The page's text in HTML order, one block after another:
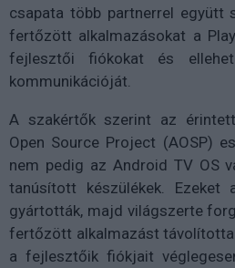
csapata több partnerrel együtt
fertőzött alkalmazásokat a
fejlesztői fiókokat és
kommunikációját.
A szakértők szerint az
Open Source Project (AOSP)
nem pedig az Android TV OS
tanúsított készülékek. Ezeket
gyártották, majd világszerte
fertőzött alkalmazást
a fejlesztőik fiókjait